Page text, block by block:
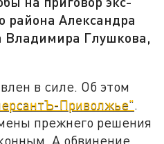
района Александра
Владимира Глушкова,
в силе. Об этом
Приволжье".
прежнего решения
А обвинение,